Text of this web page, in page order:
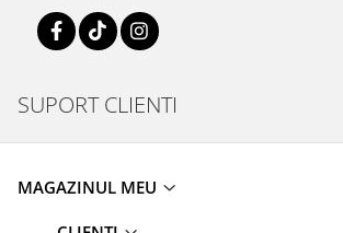
SUPORT CLIENTI
MAGAZINUL MEU